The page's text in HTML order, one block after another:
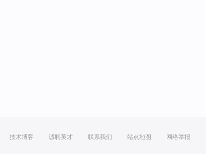
技术博客 诚聘英才 联系我们 站点地图 网络举报